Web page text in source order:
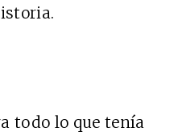
todo lo que tenía